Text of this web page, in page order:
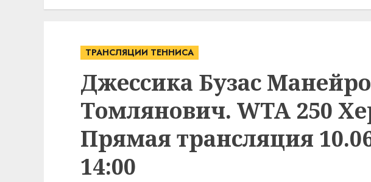
ТРАНСЛЯЦИИ ТЕННИСА
Джессика Бузас
Томлянович. WTA 250
Прямая трансляция
14:00